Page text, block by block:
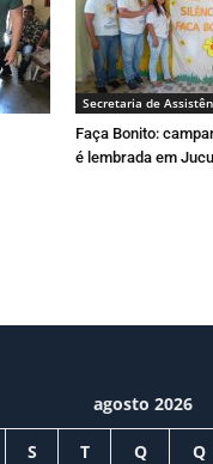
Secretaria de
Faça Bonito:
é lembrada em
agosto 2026
S T Q Q